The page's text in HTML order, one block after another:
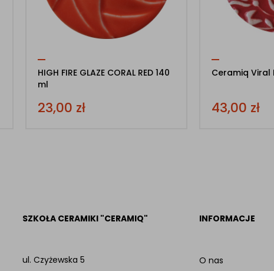
HIGH FIRE GLAZE CORAL RED 140
ml
23,00 zł
Ceramiq Viral
43,00 zł
SZKOŁA CERAMIKI "CERAMIQ"
ul. Czyżewska 5
INFORMACJE
O nas